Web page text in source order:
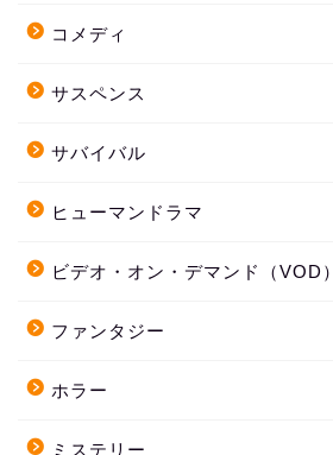
コメディ
サスペンス
サバイバル
ヒューマンドラマ
ビデオ・オン・デマンド（VOD）
ファンタジー
ホラー
ミステリー